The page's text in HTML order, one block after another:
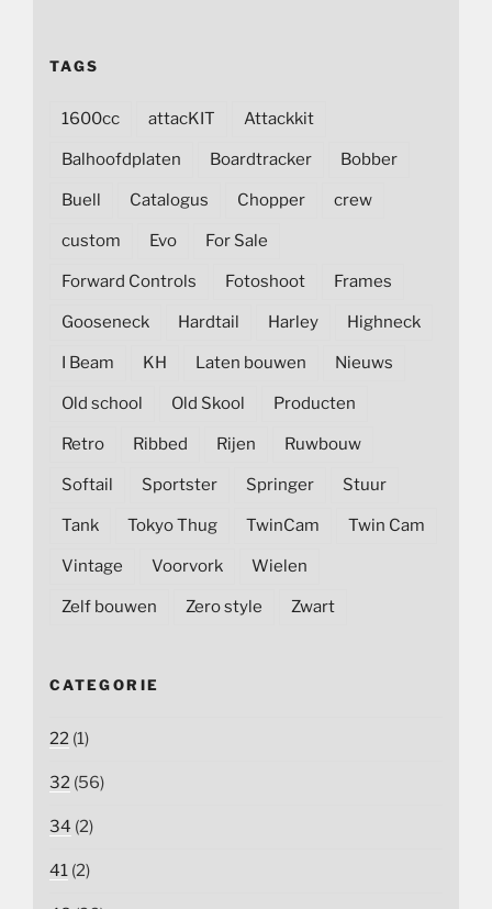
TAGS
1600cc attacKIT Attackkit
Balhoofdplaten Boardtracker Bobber
Buell Catalogus Chopper crew
custom Evo For Sale
Forward Controls Fotoshoot Frames
Gooseneck Hardtail Harley Highneck
I Beam KH Laten bouwen Nieuws
Old school Old Skool Producten
Retro Ribbed Rijen Ruwbouw
Softail Sportster Springer Stuur
Tank Tokyo Thug TwinCam Twin Cam
Vintage Voorvork Wielen
Zelf bouwen Zero style Zwart
CATEGORIE
22 (1)
32 (56)
34 (2)
41 (2)